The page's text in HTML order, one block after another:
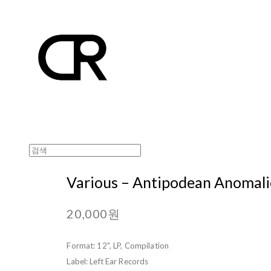
Various ‎– Antipodean
20,000원
Format: 12", LP, Compilation
Label: Left Ear Records